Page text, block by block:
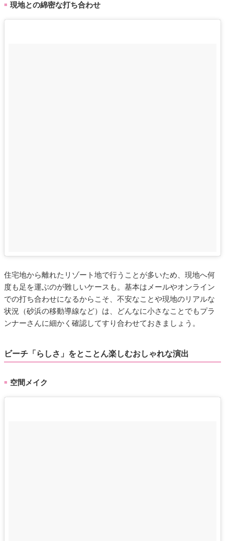
■ 現地との綿密な打ち合わせ
住宅地から離れたリゾート地で行うことが多いため、現地へ何
度も足を運ぶのが難しいケースも。基本はメールやオンライン
での打ち合わせになるからこそ、不安なことや現地のリアルな
状況（砂浜の移動導線など）は、どんなに小さなことでもプラ
ンナーさんに細かく確認してすり合わせておきましょう。
ビーチ「らしさ」をとことん楽しむおしゃれな演出
■ 空間メイク